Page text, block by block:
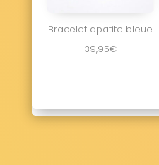
Bracelet apatite bleue
39,95€